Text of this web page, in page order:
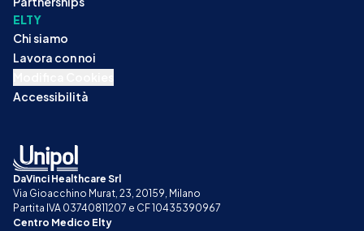
ELTY
Chi siamo
Lavora con noi
Accessibilità
DaVinci Healthcare Srl
Via Gioacchino Murat, 23, 20159, Milano
Partita IVA 03740811207 e CF 10435390967
Centro Medico Elty